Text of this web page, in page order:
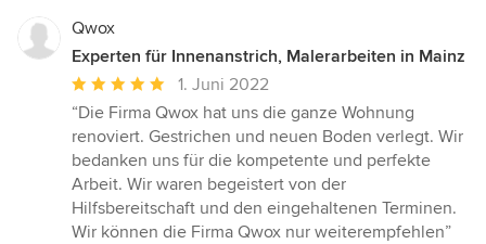
Qwox
Experten für Innenanstrich, Malerarbeiten in Mainz
Durchschnittliche
Bewertung:
5
von
5
Sternen
1. Juni 2022
“Die Firma Qwox hat uns die ganze Wohnung
renoviert. Gestrichen und neuen Boden verlegt. Wir
bedanken uns für die kompetente und perfekte
Arbeit. Wir waren begeistert von der
Hilfsbereitschaft und den eingehaltenen Terminen.
Wir können die Firma Qwox nur weiterempfehlen”